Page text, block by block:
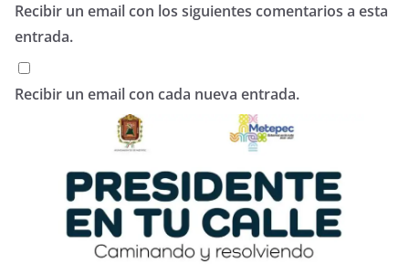
Recibir un email con los siguientes comentarios a esta
entrada.
Recibir un email con cada nueva entrada.